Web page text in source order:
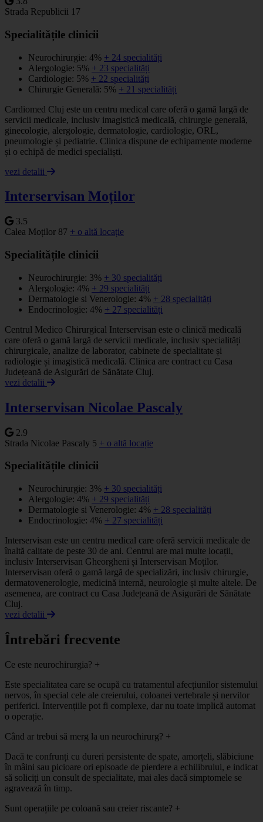
Strada Republicii 17
Specialitățile clinicii
Neurochirurgie: 4% + 24 specialități
Alergologie: 5% + 23 specialități
Cardiologie: 5% + 22 specialități
Chirurgie Generală: 5% + 21 specialități
Cardiomed Cluj este un centru medical care oferă o gamă largă de
servicii medicale, inclusiv imagistică medicală, chirurgie generală,
ginecologie, alergologie, dermatologie, cardiologie, ORL,
pneumologie și pediatrie. Clinica dispune de echipamente moderne
și o echipă de medici specialiști.
vezi detalii
Interservisan Moților
3.5
Calea Moților 87 + o altă locație
Specialitățile clinicii
Neurochirurgie: 3% + 30 specialități
Alergologie: 4% + 29 specialități
Dermatologie si Venerologie: 4% + 28 specialități
Endocrinologie: 4% + 27 specialități
Centrul Medico Chirurgical Interservisan este o clinică medicală
care oferă o gamă largă de servicii medicale, inclusiv specialități
chirurgicale, analize de laborator, cabinete de specialitate și
radiologie și imagistică medicală. Clinica are contract cu Casa
Județeană de Asigurări de Sănătate Cluj.
vezi detalii
Interservisan Nicolae Pascaly
2.9
Strada Nicolae Pascaly 5 + o altă locație
Specialitățile clinicii
Neurochirurgie: 3% + 30 specialități
Alergologie: 4% + 29 specialități
Dermatologie si Venerologie: 4% + 28 specialități
Endocrinologie: 4% + 27 specialități
Interservisan este un centru medical care oferă servicii medicale de
înaltă calitate de peste 30 de ani. Centrul are mai multe locații,
inclusiv Interservisan Gheorgheni și Interservisan Moților.
Interservisan oferă o gamă largă de specializări, inclusiv chirurgie,
dermatovenerologie, medicină internă, neurologie și multe altele. De
asemenea, are contract cu Casa Județeană de Asigurări de Sănătate
Cluj.
vezi detalii
Întrebări frecvente
Ce este neurochirurgia? +
Este specialitatea care se ocupă cu tratamentul afecțiunilor sistemului
nervos, în special cele ale creierului, coloanei vertebrale și nervilor
periferici. Intervențiile pot fi complexe, dar nu toate implică automat
o operație.
Când ar trebui să merg la un neurochirurg? +
Dacă te confrunți cu dureri persistente de spate, amorțeli, slăbiciune
în mâini sau picioare ori episoade de pierdere a echilibrului, e indicat
să soliciți un consult de specialitate, mai ales dacă simptomele se
agravează în timp.
Sunt operațiile pe coloană sau creier riscante? +